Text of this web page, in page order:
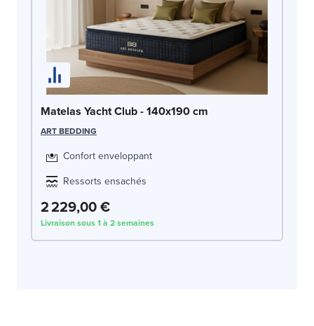
Matelas Yacht Club - 140x190 cm
ART BEDDING
Confort enveloppant
Ressorts ensachés
2 229,00 €
Livraison sous 1 à 2 semaines